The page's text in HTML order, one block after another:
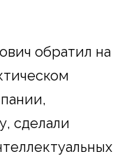
обратил на
сделали